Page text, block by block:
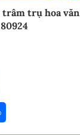
trâm trụ hoa văn